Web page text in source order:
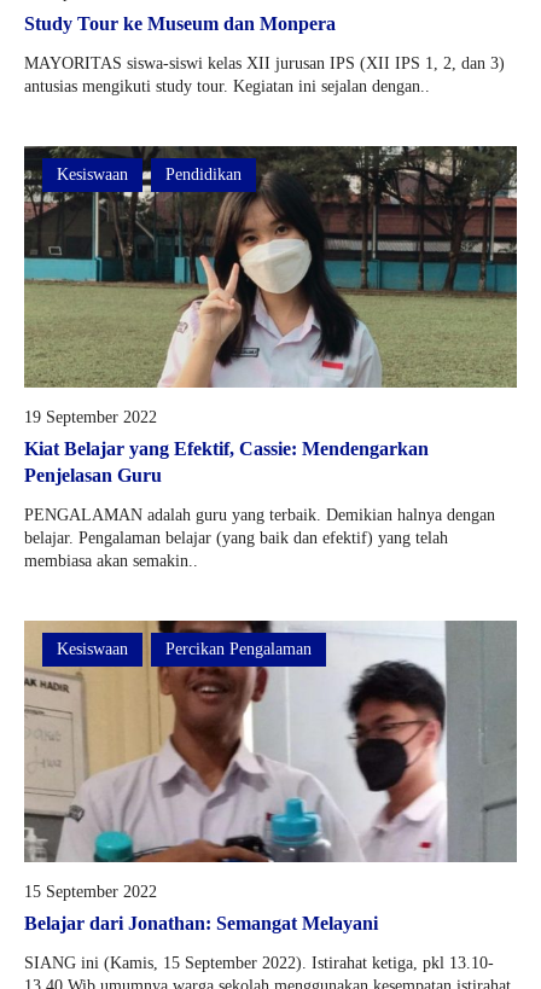
Study Tour ke Museum dan Monpera
MAYORITAS siswa-siswi kelas XII jurusan IPS (XII IPS 1, 2, dan 3)
antusias mengikuti study tour. Kegiatan ini sejalan dengan..
Kesiswaan Pendidikan
19 September 2022
Kiat Belajar yang Efektif, Cassie: Mendengarkan
Penjelasan Guru
PENGALAMAN adalah guru yang terbaik. Demikian halnya dengan
belajar. Pengalaman belajar (yang baik dan efektif) yang telah
membiasa akan semakin..
Kesiswaan Percikan Pengalaman
15 September 2022
Belajar dari Jonathan: Semangat Melayani
SIANG ini (Kamis, 15 September 2022). Istirahat ketiga, pkl 13.10-